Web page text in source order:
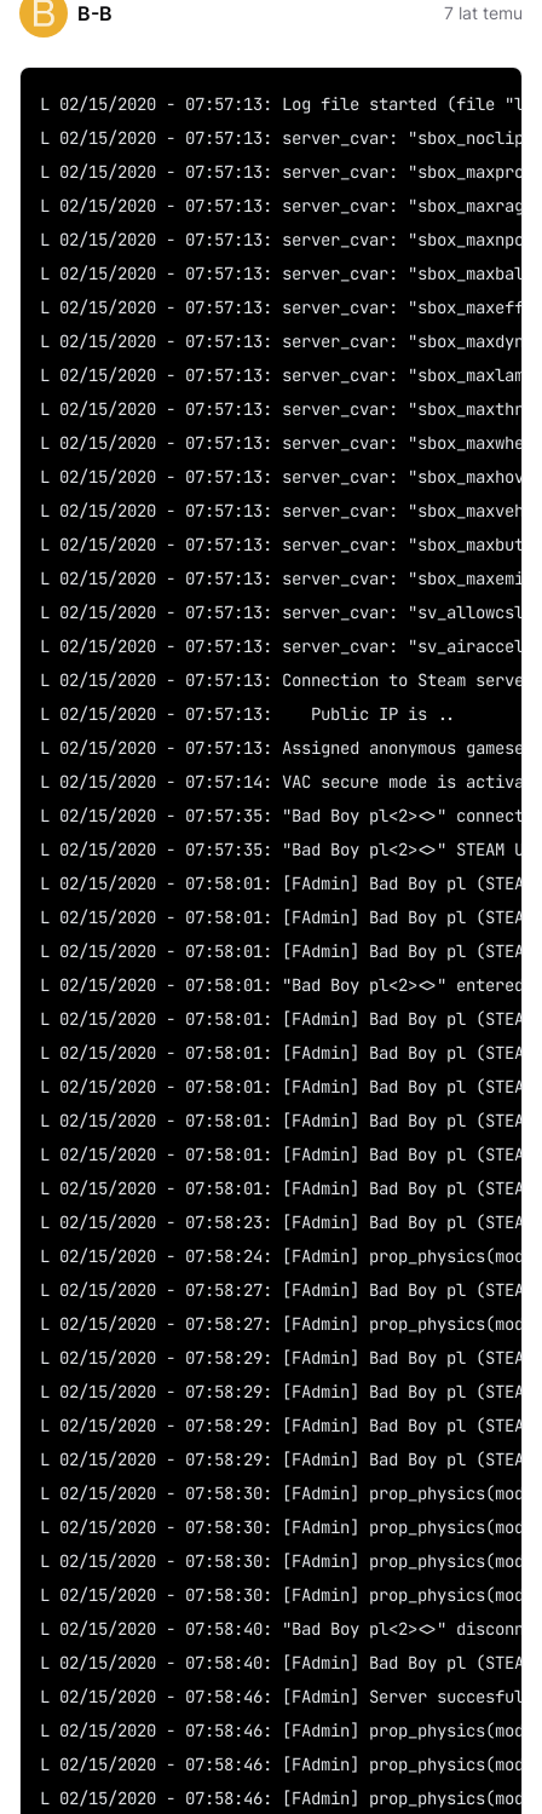
B-B 7 lat temu
L 02/15/2020 - 07:57:13: Log file started (file
L 02/15/2020 - 07:57:13: server_cvar:
L 02/15/2020 - 07:57:13: server_cvar:
L 02/15/2020 - 07:57:13: server_cvar:
L 02/15/2020 - 07:57:13: server_cvar:
L 02/15/2020 - 07:57:13: server_cvar:
L 02/15/2020 - 07:57:13: server_cvar:
L 02/15/2020 - 07:57:13: server_cvar:
L 02/15/2020 - 07:57:13: server_cvar:
L 02/15/2020 - 07:57:13: server_cvar:
L 02/15/2020 - 07:57:13: server_cvar:
L 02/15/2020 - 07:57:13: server_cvar:
L 02/15/2020 - 07:57:13: server_cvar:
L 02/15/2020 - 07:57:13: server_cvar:
L 02/15/2020 - 07:57:13: server_cvar:
L 02/15/2020 - 07:57:13: server_cvar:
L 02/15/2020 - 07:57:13: server_cvar:
L 02/15/2020 - 07:57:13: Connection to Steam
L 02/15/2020 - 07:57:13:    Public IP is ..
L 02/15/2020 - 07:57:13: Assigned anonymous
L 02/15/2020 - 07:57:14: VAC secure mode is
L 02/15/2020 - 07:57:35: "Bad Boy pl<2><>"
L 02/15/2020 - 07:57:35: "Bad Boy pl<2><>" STEAM
L 02/15/2020 - 07:58:01: [FAdmin] Bad Boy pl
L 02/15/2020 - 07:58:01: [FAdmin] Bad Boy pl
L 02/15/2020 - 07:58:01: [FAdmin] Bad Boy pl
L 02/15/2020 - 07:58:01: "Bad Boy pl<2><>" entered
L 02/15/2020 - 07:58:01: [FAdmin] Bad Boy pl
L 02/15/2020 - 07:58:01: [FAdmin] Bad Boy pl
L 02/15/2020 - 07:58:01: [FAdmin] Bad Boy pl
L 02/15/2020 - 07:58:01: [FAdmin] Bad Boy pl
L 02/15/2020 - 07:58:01: [FAdmin] Bad Boy pl
L 02/15/2020 - 07:58:01: [FAdmin] Bad Boy pl
L 02/15/2020 - 07:58:23: [FAdmin] Bad Boy pl
L 02/15/2020 - 07:58:24: [FAdmin]
L 02/15/2020 - 07:58:27: [FAdmin] Bad Boy pl
L 02/15/2020 - 07:58:27: [FAdmin]
L 02/15/2020 - 07:58:29: [FAdmin] Bad Boy pl
L 02/15/2020 - 07:58:29: [FAdmin] Bad Boy pl
L 02/15/2020 - 07:58:29: [FAdmin] Bad Boy pl
L 02/15/2020 - 07:58:29: [FAdmin] Bad Boy pl
L 02/15/2020 - 07:58:30: [FAdmin]
L 02/15/2020 - 07:58:30: [FAdmin]
L 02/15/2020 - 07:58:30: [FAdmin]
L 02/15/2020 - 07:58:30: [FAdmin]
L 02/15/2020 - 07:58:40: "Bad Boy pl<2><>"
L 02/15/2020 - 07:58:40: [FAdmin] Bad Boy pl
L 02/15/2020 - 07:58:46: [FAdmin] Server
L 02/15/2020 - 07:58:46: [FAdmin]
L 02/15/2020 - 07:58:46: [FAdmin]
L 02/15/2020 - 07:58:46: [FAdmin]